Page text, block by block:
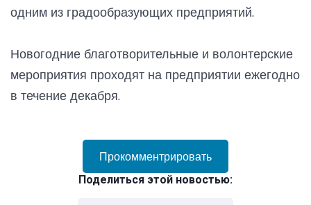
одним из градообразующих предприятий.
Новогодние благотворительные и волонтерские
мероприятия проходят на предприятии ежегодно
в течение декабря.
Прокомментрировать
Поделиться этой новостью: